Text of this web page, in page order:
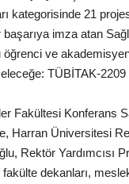
kategorisinde 21
imza atan
ve
TÜBİTAK-2209
Fakültesi Konferans
Harran Üniversitesi
Rektör Yardımcısı
dekanları,